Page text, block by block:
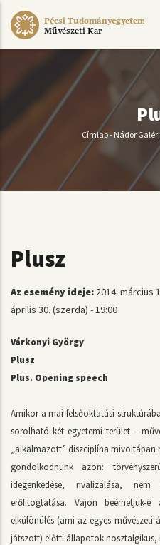
Ugrás
Pécsi Tudományegyetem
Művészeti Kar
Morzsa
Címlap-Nádor
Plusz
Az esemény ideje: 2014. március
április 30. (szerda) - 19:00
Várkonyi György
Plusz
Plus. Opening speech
Amikor a mai felsőoktatási
sorolható két egyetemi terület –
„alkalmazott” diszciplína
gondolkodnunk azon:
idegenkedése, rivalizálása,
erőfitogtatása. Vajon
elkülönülés (ami az egyes művészeti
játszott) előtti állapotok nosztalgikus,